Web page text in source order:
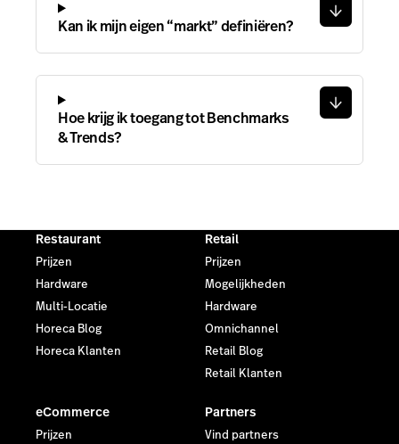
Kan ik mijn eigen “markt” definiëren?
Hoe krijg ik toegang tot Benchmarks
& Trends?
Restaurant
Prijzen
Hardware
Multi-Locatie
Horeca Blog
Horeca Klanten
Retail
Prijzen
Mogelijkheden
Hardware
Omnichannel
Retail Blog
Retail Klanten
eCommerce
Prijzen
Partners
Vind partners